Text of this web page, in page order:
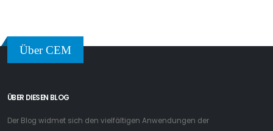
Über CEM
ÜBER DIESEN BLOG
Der Blog widmet sich den vielfältigen Anwendungen der